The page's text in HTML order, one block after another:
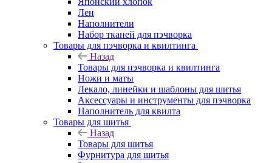
Лен
Наполнители
Набор тканей для пэчворка
Товары для пэчворка и квилтинга
Назад
Товары для пэчворка и квилтинга
Ножи и маты
Лекало, линейки и шаблоны для шитья
Аксессуары и инструменты для пэчворка
Наполнитель для квилта
Товары для шитья
Назад
Товары для шитья
Фурнитура для шитья